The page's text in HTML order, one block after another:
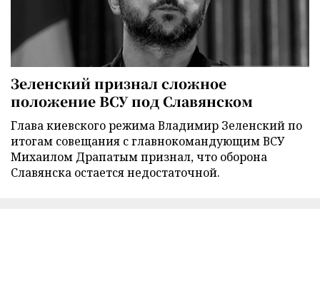
Зеленский признал сложное
положение ВСУ под Славянском
Глава киевского режима Владимир Зеленский по
итогам совещания с главнокомандующим ВСУ
Михаилом Драпатым признал, что оборона
Славянска остается недостаточной.